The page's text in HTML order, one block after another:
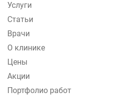
Услуги
Статьи
Врачи
О клинике
Цены
Акции
Портфолио работ